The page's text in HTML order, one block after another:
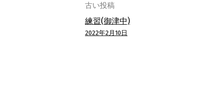
投
稿
古い投稿
練習(御津中)
2022年2月10日